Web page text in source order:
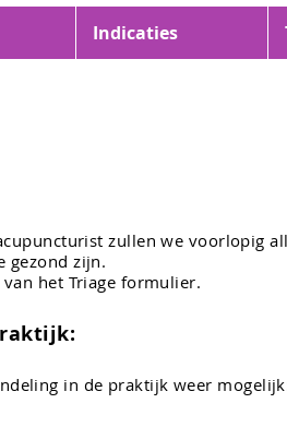
Indicaties
zullen we voorlopig
gezond zijn.
het Triage formulier.
in de praktijk weer